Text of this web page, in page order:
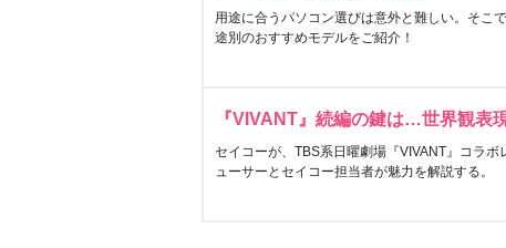
用途に合うパソコン選びは意外と難しい。そこ
途別のおすすめモデルをご紹介！
『VIVANT』続編の鍵は…世界観表
セイコーが、TBS系日曜劇場『VIVANT』コラ
ューサーとセイコー担当者が魅力を解説する。